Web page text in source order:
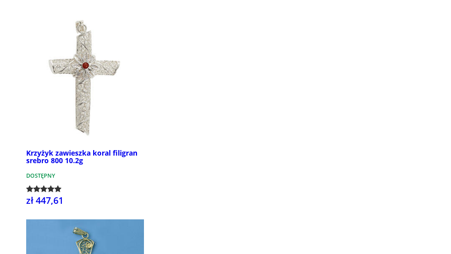
Krzyżyk zawieszka koral filigran
srebro 800 10.2g
DOSTĘPNY
zł 447,61